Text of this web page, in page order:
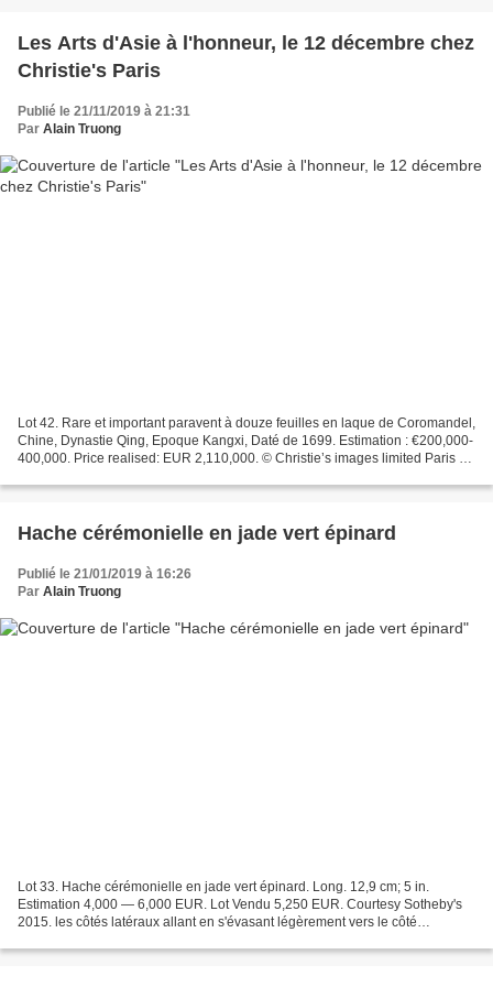
Les Arts d'Asie à l'honneur, le 12 décembre chez
Christie's Paris
Publié le 21/11/2019 à 21:31
Par Alain Truong
Lot 42. Rare et important paravent à douze feuilles en laque de Coromandel,
Chine, Dynastie Qing, Epoque Kangxi, Daté de 1699. Estimation : €200,000-
400,000. Price realised: EUR 2,110,000. © Christie’s images limited Paris –
Hache cérémonielle en jade vert épinard
Publié le 21/01/2019 à 16:26
Par Alain Truong
Lot 33. Hache cérémonielle en jade vert épinard. Long. 12,9 cm; 5 in.
Estimation 4,000 — 6,000 EUR. Lot Vendu 5,250 EUR. Courtesy Sotheby's
2015. les côtés latéraux allant en s'évasant légèrement vers le côté